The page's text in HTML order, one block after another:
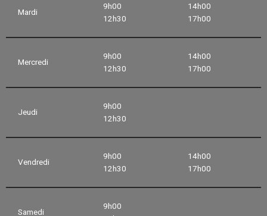
Mardi
9h00
12h30
14h00
17h00
Mercredi
9h00
12h30
14h00
17h00
Jeudi
9h00
12h30
Vendredi
9h00
12h30
14h00
17h00
Samedi
9h00